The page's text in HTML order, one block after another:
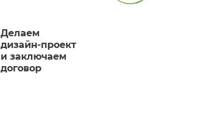
Делаем
дизайн-проект
и заключаем
договор